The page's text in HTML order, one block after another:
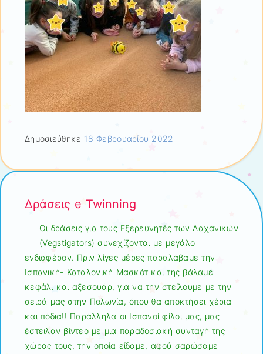
Δημοσιεύθηκε 18 Φεβρουαρίου 2022
Δράσεις e Twinning
Οι δράσεις για τους Εξερευνητές των Λαχανικών
(Vegstigators) συνεχίζονται με μεγάλο
ενδιαφέρον. Πριν λίγες μέρες παραλάβαμε την
Ισπανική- Καταλονική Μασκότ και της βάλαμε
κεφάλι και αξεσουάρ, για να την στείλουμε με την
σειρά μας στην Πολωνία, όπου θα αποκτήσει χέρια
και πόδια!! Παράλληλα οι Ισπανοί φίλοι μας, μας
έστειλαν βίντεο με μια παραδοσιακή συνταγή της
χώρας τους, την οποία είδαμε, αφού σαρώσαμε